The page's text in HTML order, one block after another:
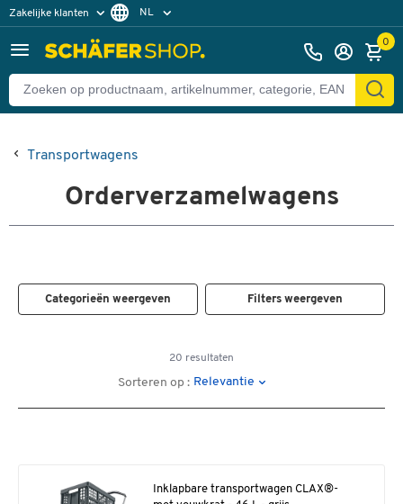
Zakelijke klanten
Particuliere klanten
NL
0
Transportwagens
Orderverzamelwagens
Categorieën weergeven Filters weergeven
20 resultaten
Sorteren op : Relevantie
Inklapbare transportwagen CLAX®-